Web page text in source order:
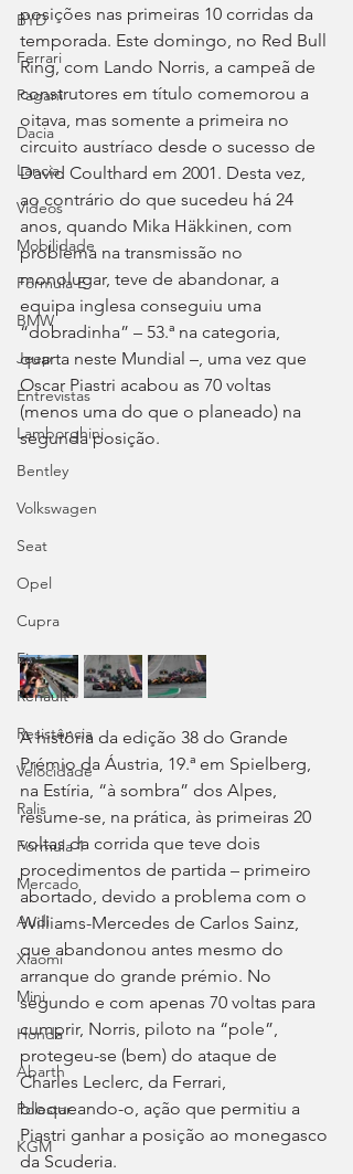
BYD
Ferrari
Pagani
Dacia
Lancia
Videos
Mobilidade
Fórmula E
BMW
Jeep
Entrevistas
Lamborghini
Bentley
Volkswagen
Seat
Opel
Cupra
Fiat
Renault
Resistência
Velocidade
Ralis
Fórmula 1
Mercado
Audi
Xiaomi
Mini
Honda
Abarth
Polestar
KGM
posições nas primeiras 10 corridas da
temporada. Este domingo, no Red Bull
Ring, com Lando Norris, a campeã de
construtores em título comemorou a
oitava, mas somente a primeira no
circuito austríaco desde o sucesso de
David Coulthard em 2001. Desta vez,
ao contrário do que sucedeu há 24
anos, quando Mika Häkkinen, com
problema na transmissão no
monolugar, teve de abandonar, a
equipa inglesa conseguiu uma
“dobradinha” – 53.ª na categoria,
quarta neste Mundial –, uma vez que
Oscar Piastri acabou as 70 voltas
(menos uma do que o planeado) na
segunda posição.
A história da edição 38 do Grande
Prémio da Áustria, 19.ª em Spielberg,
na Estíria, “à sombra” dos Alpes,
resume-se, na prática, às primeiras 20
voltas da corrida que teve dois
procedimentos de partida – primeiro
abortado, devido a problema com o
Williams-Mercedes de Carlos Sainz,
que abandonou antes mesmo do
arranque do grande prémio. No
segundo e com apenas 70 voltas para
cumprir, Norris, piloto na “pole”,
protegeu-se (bem) do ataque de
Charles Leclerc, da Ferrari,
bloqueando-o, ação que permitiu a
Piastri ganhar a posição ao monegasco
da Scuderia.